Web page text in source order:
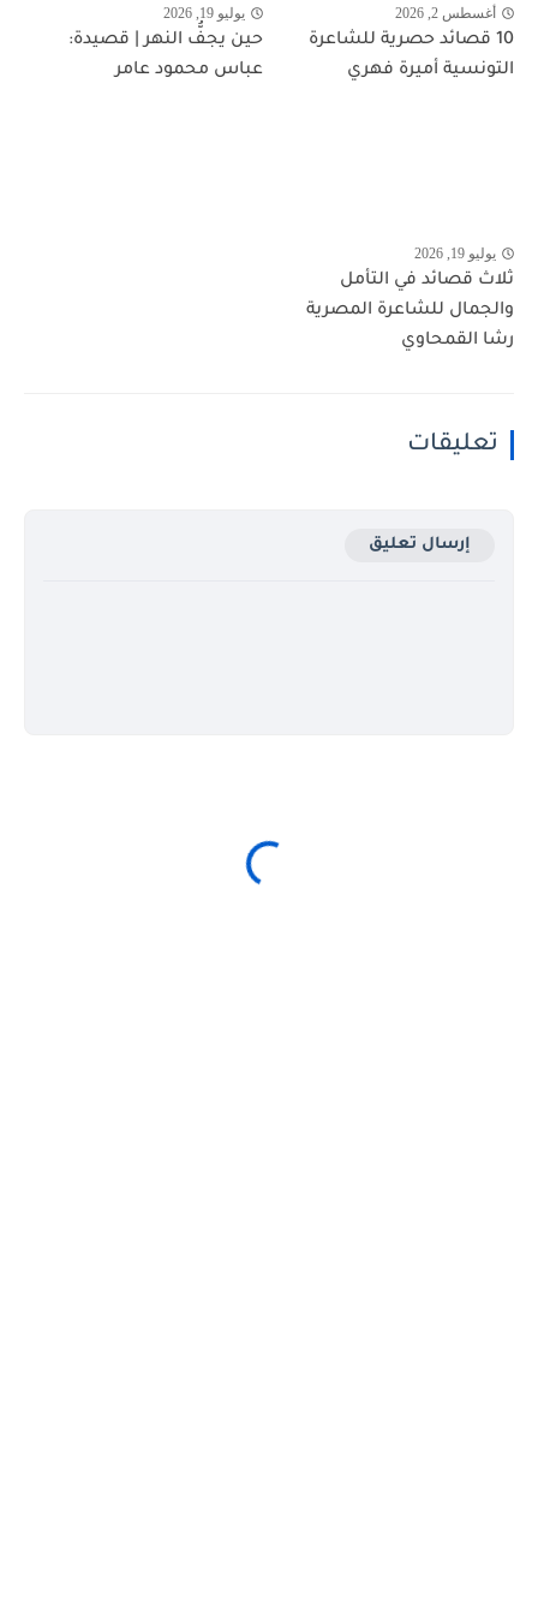
أغسطس 2, 2026
10 قصائد حصرية للشاعرة
التونسية أميرة فهري
يوليو 19, 2026
حين يجفُّ النهر | قصيدة:
عباس محمود عامر
يوليو 19, 2026
ثلاث قصائد في التأمل
والجمال للشاعرة المصرية
رشا القمحاوي
تعليقات
إرسال تعليق